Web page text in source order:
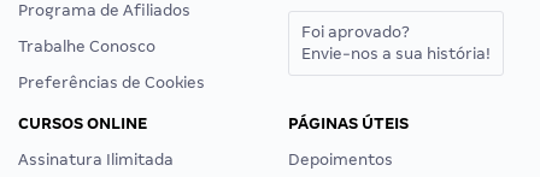
Programa de Afiliados
Trabalhe Conosco
Preferências de Cookies
Foi aprovado?
Envie-nos a sua história!
CURSOS ONLINE
Assinatura Ilimitada
PÁGINAS ÚTEIS
Depoimentos